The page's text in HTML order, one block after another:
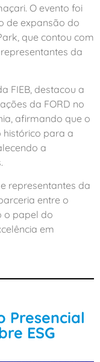
O evento foi
de expansão do
que contou com
da
FIEB, destacou a
da FORD no
afirmando que o
para a
a
representantes da
entre o
o papel do
em
Presencial
ESG